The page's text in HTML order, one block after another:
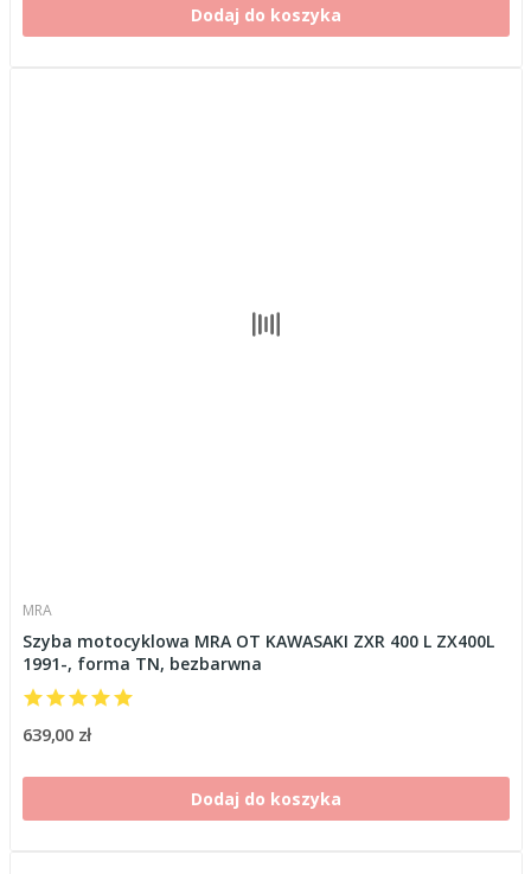
Dodaj do koszyka
MRA
Szyba motocyklowa MRA OT KAWASAKI ZXR 400 L ZX400L
1991-, forma TN, bezbarwna
639,00 zł
Dodaj do koszyka